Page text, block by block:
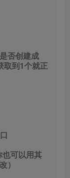
否创建成
取到1个就正
可以用其
）